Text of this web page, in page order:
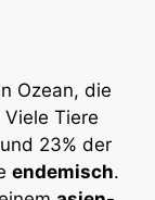
Ozean, die
Tiere
23% der
endemisch.